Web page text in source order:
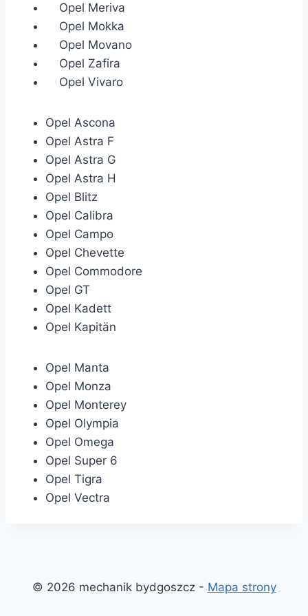
Opel Meriva
Opel Mokka
Opel Movano
Opel Zafira
Opel Vivaro
Opel Ascona
Opel Astra F
Opel Astra G
Opel Astra H
Opel Blitz
Opel Calibra
Opel Campo
Opel Chevette
Opel Commodore
Opel GT
Opel Kadett
Opel Kapitän
Opel Manta
Opel Monza
Opel Monterey
Opel Olympia
Opel Omega
Opel Super 6
Opel Tigra
Opel Vectra
© 2026 mechanik bydgoszcz - Mapa strony